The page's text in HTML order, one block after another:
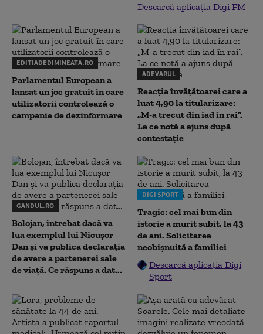
Descarcă aplicația Digi FM
EDITIADEDIMINEATA.RO
Parlamentul European a
lansat un joc gratuit în care
utilizatorii controlează o
campanie de dezinformare
ADEVARUL
Reacția învățătoarei care a
luat 4,90 la titularizare:
„M-a trecut din iad în rai”.
La ce notă a ajuns după
contestație
GANDUL.RO
Bolojan, întrebat dacă va
lua exemplul lui Nicușor
Dan și va publica declarația
de avere a partenerei sale
de viață. Ce răspuns a dat...
DIGI SPORT
Tragic: cel mai bun din
istorie a murit subit, la 43
de ani. Solicitarea
neobișnuită a familiei
Descarcă aplicația Digi
Sport